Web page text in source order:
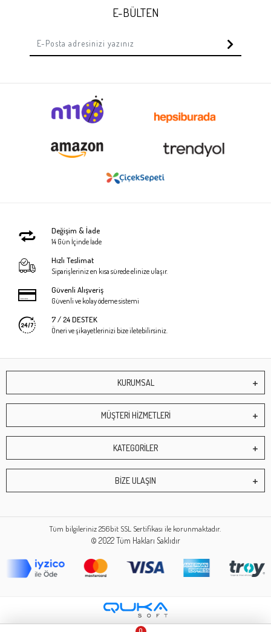
E-BÜLTEN
Değişim & İade
14 Gün İçinde İade
Hızlı Teslimat
Siparişleriniz en kısa sürede elinize ulaşır.
Güvenli Alışveriş
Güvenli ve kolay ödeme sistemi
7 / 24 DESTEK
Öneri ve şikayetlerinizi bize iletebilirsiniz.
KURUMSAL
MÜŞTERİ HİZMETLERİ
KATEGORİLER
BİZE ULAŞIN
Tüm bilgileriniz 256bit SSL Sertifikası ile korunmaktadır.
© 2022Tüm Hakları Saklıdır